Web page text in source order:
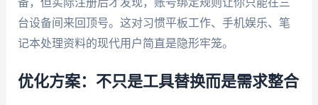
台设备间来回顶号。这对习惯平板工作、手机娱乐、笔
记本处理资料的现代用户简直是隐形牢笼。
优化方案：不只是工具替换而是需求整合